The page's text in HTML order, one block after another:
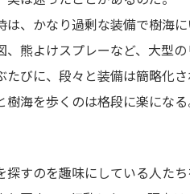
は、かなり過剰な装備で樹海
、熊よけスプレーなど、大型
たびに、段々と装備は簡略化
樹海を歩くのは格段に楽にな
すのを趣味にしている人た